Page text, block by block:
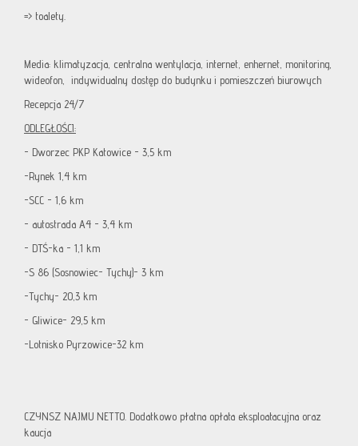
=> toalety.
Media: klimatyzacja, centralna wentylacja, internet, enhernet, monitoring,
wideofon, indywidualny dostęp do budynku i pomieszczeń biurowych
Recepcja 24/7
ODLEGŁOŚCI:
- Dworzec PKP Katowice - 3,5 km
-Rynek 1,4 km
-SCC - 1,6 km
- autostrada A4 - 3,4 km
- DTŚ-ka - 1,1 km
-S 86 (Sosnowiec- Tychy)- 3 km
-Tychy- 20,3 km
- Gliwice- 29,5 km
-Lotnisko Pyrzowice-32 km
CZYNSZ NAJMU NETTO. Dodatkowo płatna opłata eksploatacyjna oraz
kaucja